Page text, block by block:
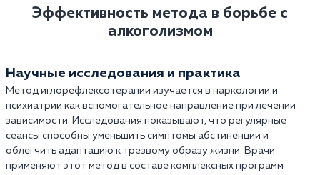
Эффективность метода в борьбе с
алкоголизмом
Научные исследования и практика
Метод иглорефлексотерапии изучается в наркологии и
психиатрии как вспомогательное направление при лечении
зависимости. Исследования показывают, что регулярные
сеансы способны уменьшить симптомы абстиненции и
облегчить адаптацию к трезвому образу жизни. Врачи
применяют этот метод в составе комплексных программ